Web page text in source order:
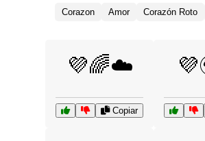
mostrando primero los más
Corazon Amor Corazón Roto
💜🌈☁️
Copiar